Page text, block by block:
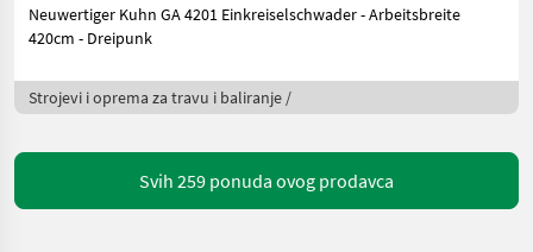
Neuwertiger Kuhn GA 4201 Einkreiselschwader - Arbeitsbreite
420cm - Dreipunk
Strojevi i oprema za travu i baliranje /
Svih 259 ponuda ovog prodavca